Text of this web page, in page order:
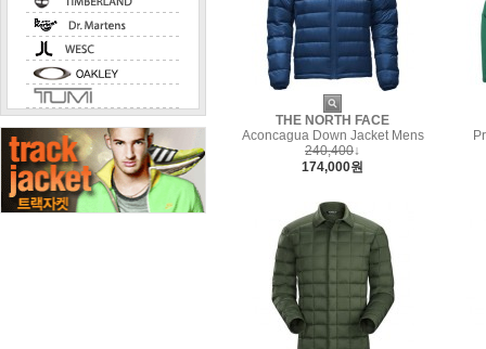
THE NORTH FACE
Aconcagua Down Jacket Mens
240,400↓
174,000원